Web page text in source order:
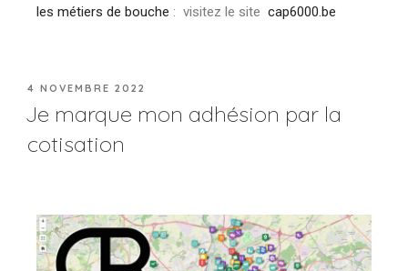
les métiers de bouche : visitez le site cap6000.be
4 NOVEMBRE 2022
Je marque mon adhésion par la
cotisation